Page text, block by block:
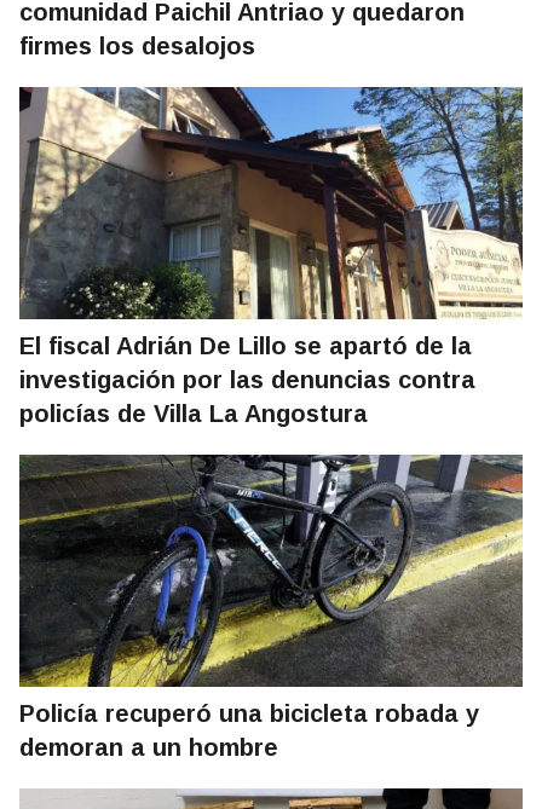
comunidad Paichil Antriao y quedaron
firmes los desalojos
El fiscal Adrián De Lillo se apartó de la
investigación por las denuncias contra
policías de Villa La Angostura
Policía recuperó una bicicleta robada y
demoran a un hombre